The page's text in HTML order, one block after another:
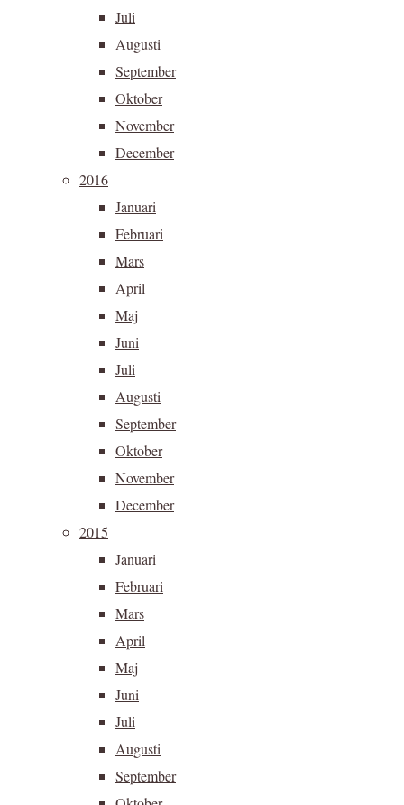
Juli
Augusti
September
Oktober
November
December
2016
Januari
Februari
Mars
April
Maj
Juni
Juli
Augusti
September
Oktober
November
December
2015
Januari
Februari
Mars
April
Maj
Juni
Juli
Augusti
September